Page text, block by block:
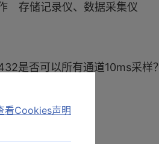
存储记录仪、数据采集仪
是否可以所有通道10ms采样？
看Cookies声明